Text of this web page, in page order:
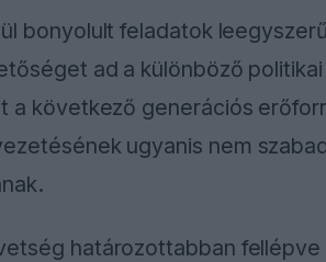
bonyolult feladatok
ad a különböző
a következő generációs
ugyanis nem
határozottabban